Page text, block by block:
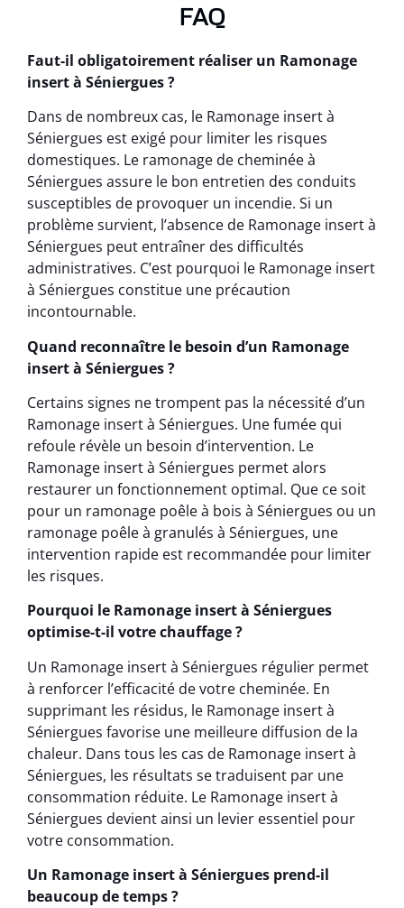
FAQ
Faut-il obligatoirement réaliser un Ramonage
insert à Séniergues ?
Dans de nombreux cas, le Ramonage insert à
Séniergues est exigé pour limiter les risques
domestiques. Le ramonage de cheminée à
Séniergues assure le bon entretien des conduits
susceptibles de provoquer un incendie. Si un
problème survient, l’absence de Ramonage insert à
Séniergues peut entraîner des difficultés
administratives. C’est pourquoi le Ramonage insert
à Séniergues constitue une précaution
incontournable.
Quand reconnaître le besoin d’un Ramonage
insert à Séniergues ?
Certains signes ne trompent pas la nécessité d’un
Ramonage insert à Séniergues. Une fumée qui
refoule révèle un besoin d’intervention. Le
Ramonage insert à Séniergues permet alors
restaurer un fonctionnement optimal. Que ce soit
pour un ramonage poêle à bois à Séniergues ou un
ramonage poêle à granulés à Séniergues, une
intervention rapide est recommandée pour limiter
les risques.
Pourquoi le Ramonage insert à Séniergues
optimise-t-il votre chauffage ?
Un Ramonage insert à Séniergues régulier permet
à renforcer l’efficacité de votre cheminée. En
supprimant les résidus, le Ramonage insert à
Séniergues favorise une meilleure diffusion de la
chaleur. Dans tous les cas de Ramonage insert à
Séniergues, les résultats se traduisent par une
consommation réduite. Le Ramonage insert à
Séniergues devient ainsi un levier essentiel pour
votre consommation.
Un Ramonage insert à Séniergues prend-il
beaucoup de temps ?